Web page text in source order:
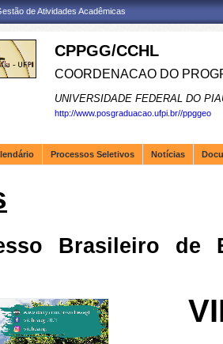
de Atividades Acadêmicas
CPPGG/CCHL
COORDENACAO DO
UNIVERSIDADE FEDERAL DO
http://www.posgraduacao.ufpi.br//ppggeo
Processos Seletivos Notícias
Brasileiro de